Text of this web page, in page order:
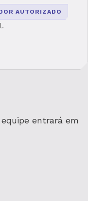
AUTORIZADO
entrará em